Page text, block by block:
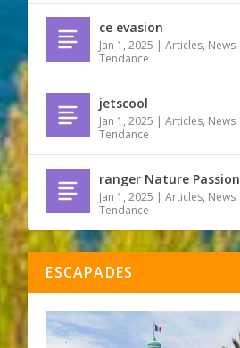
ce evasion
Jan 1, 2025 |Articles, News
Tendance
jetscool
Jan 1, 2025 |Articles, News
Tendance
ranger Nature Passion
Jan 1, 2025 |Articles, News
Tendance
ESCAPADES